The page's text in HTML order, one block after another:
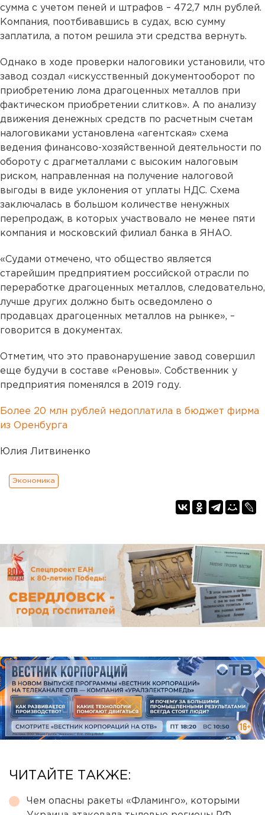
сумма с учетом пеней и штрафов – 472,7 млн рублей.
Компания, поотбивавшись в судах, всю сумму
заплатила, а потом решила эти средства вернуть.
Однако в ходе проверки налоговики установили, что
завод создал «искусственный документооборот по
приобретению лома драгоценных металлов при
фактическом приобретении слитков». А по анализу
движения денежных средств по расчетным счетам
налоговиками установлена «агентская» схема
ведения финансово-хозяйственной деятельности по
обороту с драгметаллами с высоким налоговым
риском, направленная на получение налоговой
выгоды в виде уклонения от уплаты НДС. Схема
заключалась в большом количестве ненужных
перепродаж, в которых участвовало не менее пяти
компания и московский филиал банка в ЯНАО.
«Судами отмечено, что общество является
старейшим предприятием российской отрасли по
переработке драгоценных металлов, следовательно,
лучше других должно быть осведомлено о
продавцах драгоценных металлов на рынке», –
говорится в документах.
Отметим, что это правонарушение завод совершил
еще будучи в составе «Реновы». Собственник у
предприятия поменялся в 2019 году.
Более 20 млн рублей недоплатила в бюджет фирма
из Оренбурга
Юлия Литвиненко
Экономика
ЧИТАЙТЕ ТАКЖЕ:
Чем опасны ракеты «Фламинго», которыми